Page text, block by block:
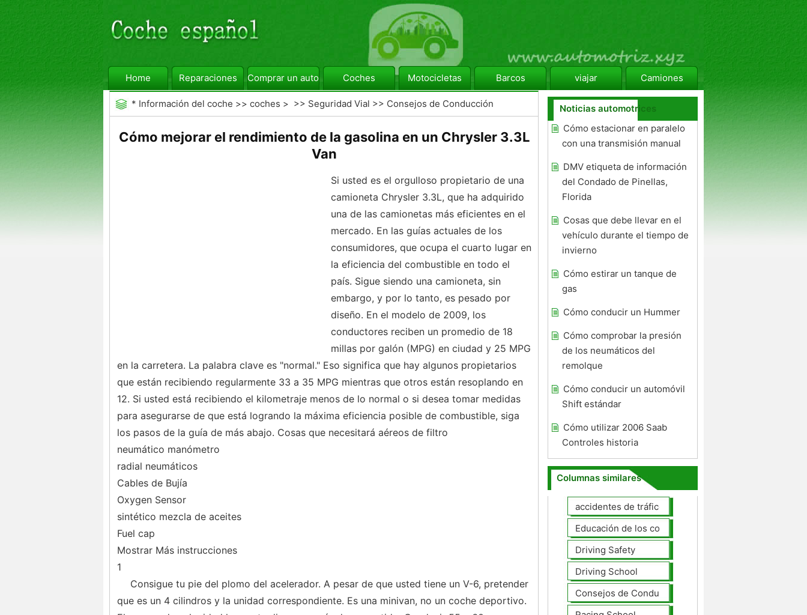
Home Reparaciones Comprar un automóvil Coches Motocicletas Barcos viajar Camiones
* Información del coche >> coches > >> Seguridad Vial >> Consejos de Conducción
Cómo mejorar el rendimiento de la gasolina en un Chrysler 3.3L
Van
Si usted es el orgulloso propietario de una
camioneta Chrysler 3.3L, que ha adquirido
una de las camionetas más eficientes en el
mercado. En las guías actuales de los
consumidores, que ocupa el cuarto lugar en
la eficiencia del combustible en todo el
país. Sigue siendo una camioneta, sin
embargo, y por lo tanto, es pesado por
diseño. En el modelo de 2009, los
conductores reciben un promedio de 18
millas por galón (MPG) en ciudad y 25 MPG
en la carretera. La palabra clave es "normal." Eso significa que hay algunos propietarios
que están recibiendo regularmente 33 a 35 MPG mientras que otros están resoplando en
12. Si usted está recibiendo el kilometraje menos de lo normal o si desea tomar medidas
para asegurarse de que está logrando la máxima eficiencia posible de combustible, siga
los pasos de la guía de más abajo. Cosas que necesitará aéreos de filtro
neumático manómetro
radial neumáticos
Cables de Bujía
Oxygen Sensor
sintético mezcla de aceites
Fuel cap
Mostrar Más instrucciones
1
Consigue tu pie del plomo del acelerador. A pesar de que usted tiene un V-6, pretender
que es un 4 cilindros y la unidad correspondiente. Es una minivan, no un coche deportivo.
Noticias automotrices
Cómo estacionar en paralelo
con una transmisión manual
DMV etiqueta de información
del Condado de Pinellas,
Florida
Cosas que debe llevar en el
vehículo durante el tiempo de
invierno
Cómo estirar un tanque de
gas
Cómo conducir un Hummer
Cómo comprobar la presión
de los neumáticos del
remolque
Cómo conducir un automóvil
Shift estándar
Cómo utilizar 2006 Saab
Controles historia
Columnas similares
accidentes de tráfico
Educación de los conductores
Driving Safety
Driving School
Consejos de Conducción